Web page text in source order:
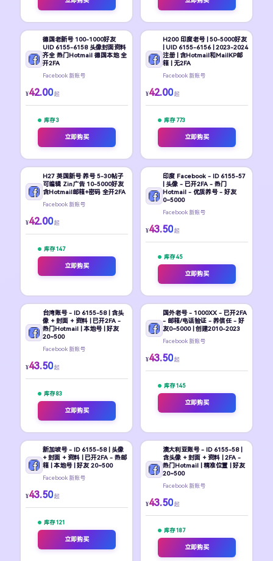
德国老新号 100-1000好友
UID 6155-6158 头像封面资料
齐全 热门Hotmail 德国本地 全
开2FA
Facebook 新账号
¥42.00 起
库存 3
立即购买
H200 印度老号 | 50-5000好友
| UID 6155-6156 | 2023-2024
注册 | 含Hotmail和MailKP邮
箱 | 无2FA
Facebook 新账号
¥42.00 起
库存 773
立即购买
H27 英国新号 养号 5-30帖子
可编辑 Zin广告 10-5000好友
含Hotmail邮箱+密码 全开2FA
Facebook 新账号
¥42.00 起
库存 147
立即购买
印度 Facebook - ID 6155-57
| 头像 - 已开2FA - 热门
Hotmail - 优质养号 - 好友
0~5000
Facebook 新账号
¥43.50 起
库存 45
立即购买
台湾账号 - ID 6155-58 | 含头
像 + 封面 + 资料 | 已开2FA -
热门Hotmail | 本地号 | 好友
20~500
Facebook 新账号
¥43.50 起
库存 83
立即购买
国外老号 - 1000XX - 已开2FA
- 邮箱/电话验证 - 养信任 - 好
友0~5000 | 创建2010-2023
Facebook 新账号
¥43.50 起
库存 145
立即购买
新加坡号 - ID 6155-58 | 头像
+ 封面 + 资料 | 已开2FA - 热邮
箱 | 本地号 | 好友 20~500
Facebook 新账号
¥43.50 起
库存 121
立即购买
澳大利亚账号 - ID 6155-58 |
含头像 + 封面 + 资料 | 2FA -
热门Hotmail | 精准位置 | 好友
20~500
Facebook 新账号
¥43.50 起
库存 187
立即购买